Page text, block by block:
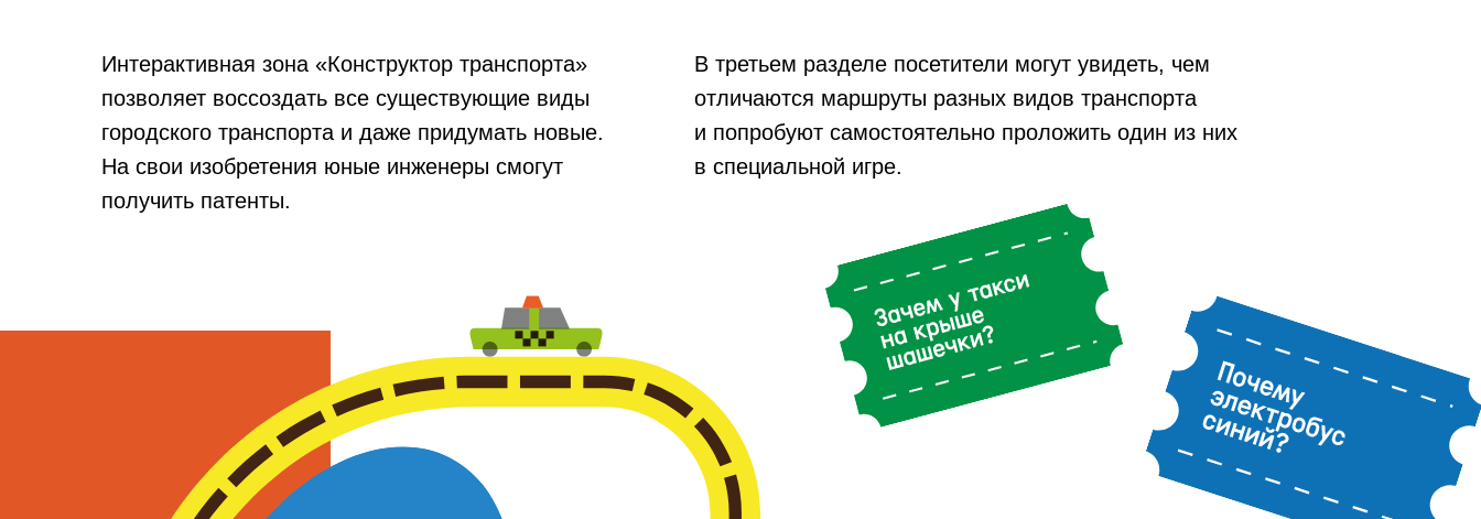
В третьем разделе посетители могут увидеть, чем
отличаются маршруты разных видов транспорта
и попробуют самостоятельно проложить один из них
в специальной игре.
Интерактивная зона «Конструктор транспорта»
позволяет воссоздать все существующие виды
городского транспорта и даже придумать новые.
На свои изобретения юные инженеры смогут
получить патенты.